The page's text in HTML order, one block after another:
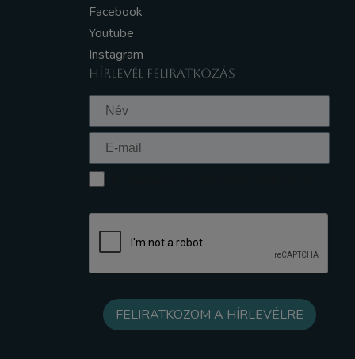
Facebook
Youtube
Instagram
HÍRLEVÉL FELIRATKOZÁS